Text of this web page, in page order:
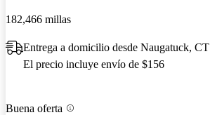
182,466 millas
Entrega a domicilio desde Naugatuck, CT
El precio incluye envío de $156
Buena oferta